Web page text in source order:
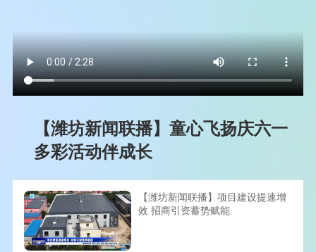
【潍坊新闻联播】童心飞扬庆六一
多彩活动伴成长
【潍坊新闻联播】项目建设提速增
效 招商引资蓄势赋能